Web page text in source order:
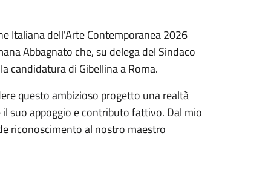
Italiana dell'Arte Contemporanea 2026
Abbagnato che, su delega del Sindaco
candidatura di Gibellina a Roma.
questo ambizioso progetto una realtà
suo appoggio e contributo fattivo. Dal mio
riconoscimento al nostro maestro